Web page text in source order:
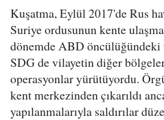
Kuşatma, Eylül 2017'de Rus
Suriye ordusunun kente
dönemde ABD öncülüğündeki
SDG de vilayetin diğer
operasyonlar yürütüyordu.
kent merkezinden çıkarıldı
yapılanmalarıyla saldırılar